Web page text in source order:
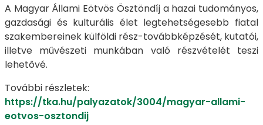
A Magyar Állami Eötvös Ösztöndíj a hazai tudományos,
gazdasági és kulturális élet legtehetségesebb fiatal
szakembereinek külföldi rész-továbbképzését, kutatói,
illetve művészeti munkában való részvételét teszi
lehetővé.
További részletek:
https://tka.hu/palyazatok/3004/magyar-allami-
eotvos-osztondij